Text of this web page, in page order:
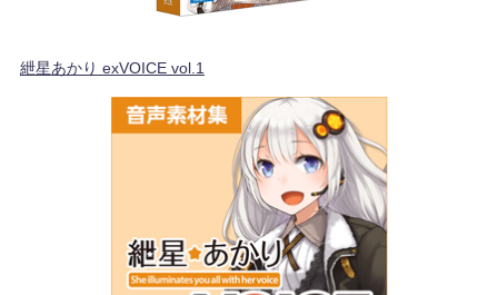
紲星あかり exVOICE vol.1